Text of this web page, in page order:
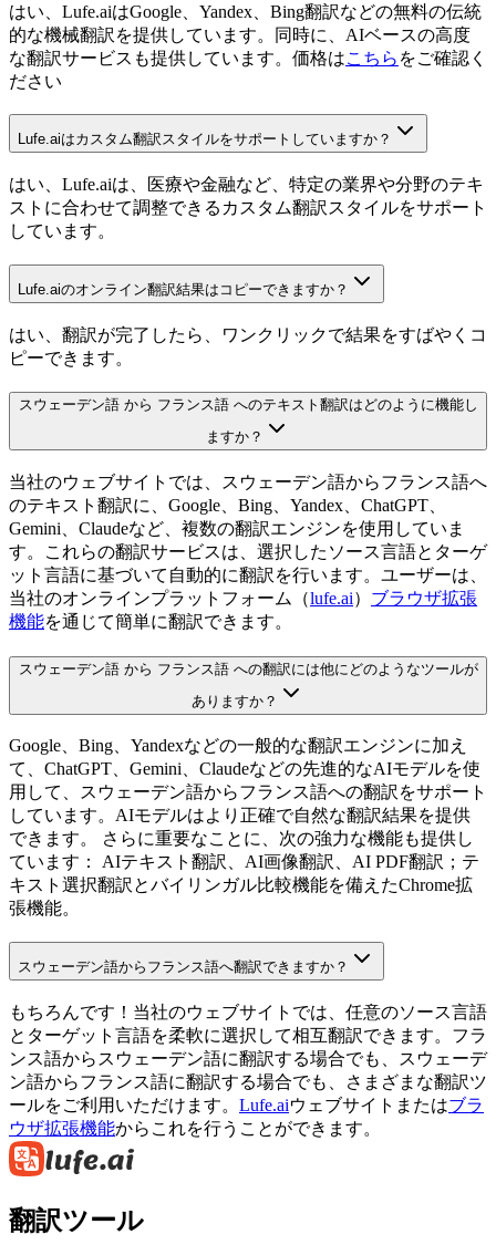
はい、Lufe.aiはGoogle、Yandex、Bing翻訳などの無料の伝統
的な機械翻訳を提供しています。同時に、AIベースの高度
な翻訳サービスも提供しています。価格はこちら をご確認く
ださい
Lufe.aiはカスタム翻訳スタイルをサポートしていますか？
はい、Lufe.aiは、医療や金融など、特定の業界や分野のテキ
ストに合わせて調整できるカスタム翻訳スタイルをサポート
しています。
Lufe.aiのオンライン翻訳結果はコピーできますか？
はい、翻訳が完了したら、ワンクリックで結果をすばやくコ
ピーできます。
スウェーデン語 から フランス語 へのテキスト翻訳はどのように機能し
ますか？
当社のウェブサイトでは、スウェーデン語からフランス語へ
のテキスト翻訳に、Google、Bing、Yandex、ChatGPT、
Gemini、Claudeなど、複数の翻訳エンジンを使用していま
す。これらの翻訳サービスは、選択したソース言語とターゲ
ット言語に基づいて自動的に翻訳を行います。ユーザーは、
当社のオンラインプラットフォーム（lufe.ai） ブラウザ拡張
機能を通じて簡単に翻訳できます。
スウェーデン語 から フランス語 への翻訳には他にどのようなツールが
ありますか？
Google、Bing、Yandexなどの一般的な翻訳エンジンに加え
て、ChatGPT、Gemini、Claudeなどの先進的なAIモデルを使
用して、スウェーデン語からフランス語への翻訳をサポート
しています。AIモデルはより正確で自然な翻訳結果を提供
できます。 さらに重要なことに、次の強力な機能も提供し
ています： AIテキスト翻訳、AI画像翻訳、AI PDF翻訳；テ
キスト選択翻訳とバイリンガル比較機能を備えたChrome拡
張機能。
スウェーデン語からフランス語へ翻訳できますか？
もちろんです！当社のウェブサイトでは、任意のソース言語
とターゲット言語を柔軟に選択して相互翻訳できます。フラ
ンス語からスウェーデン語に翻訳する場合でも、スウェーデ
ン語からフランス語に翻訳する場合でも、さまざまな翻訳ツ
ールをご利用いただけます。 Lufe.aiウェブサイトまたはブラ
ウザ拡張機能からこれを行うことができます。
翻訳ツール